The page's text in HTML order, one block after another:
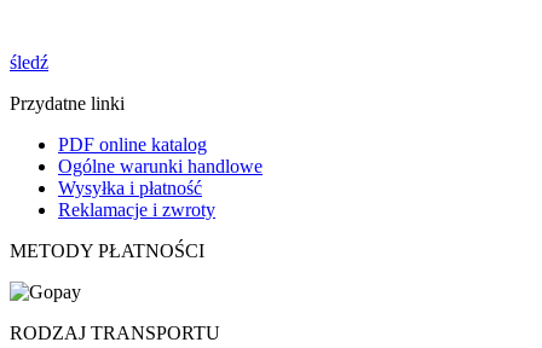
śledź
Przydatne linki
PDF online katalog
Ogólne warunki handlowe
Wysyłka i płatność
Reklamacje i zwroty
METODY PŁATNOŚCI
RODZAJ TRANSPORTU